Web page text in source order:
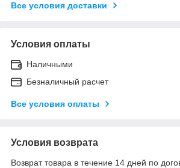
Все условия доставки
Условия оплаты
Наличными
Безналичный расчет
Все условия оплаты
Условия возврата
Возврат товара в течение 14 дней по